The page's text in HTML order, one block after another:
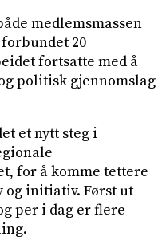
medlemsmassen
20
fortsatte med å
politisk gjennomslag
et nytt steg i
for å komme tettere
og initiativ. Først ut
per i dag er flere